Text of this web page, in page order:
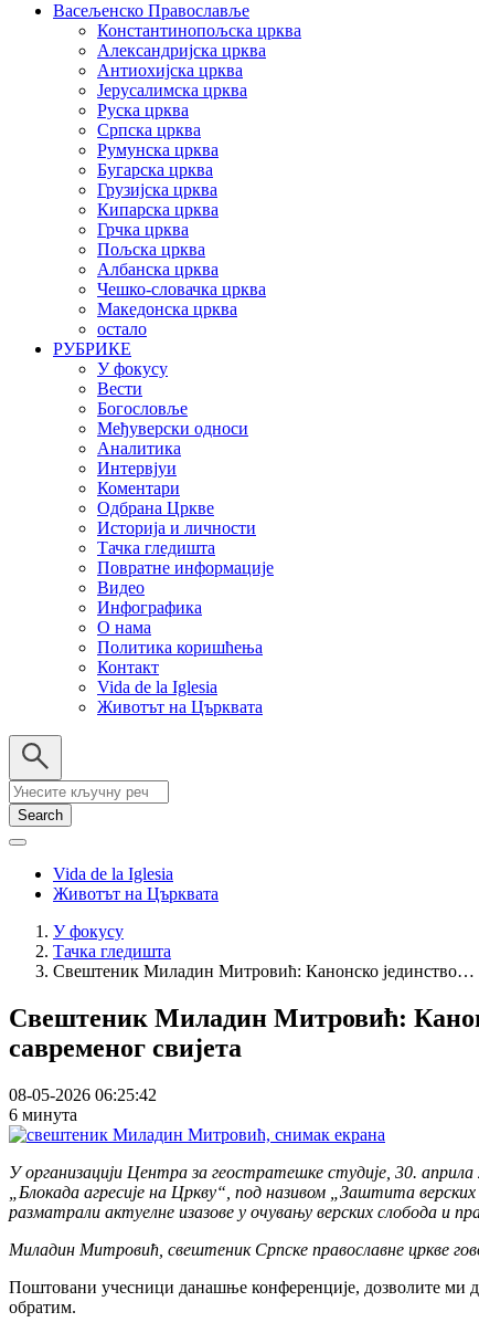
Васељенско Православље
Константинопољска црква
Александријска црква
Антиохијска црква
Јерусалимска црква
Руска црква
Српска црква
Румунска црква
Бугарска црква
Грузијска црква
Кипарска црква
Грчка црква
Пољска црква
Албанска црква
Чешко-словачка црква
Македонска црква
остало
РУБРИКЕ
У фокусу
Вести
Богословље
Међуверски односи
Аналитика
Интервјуи
Коментари
Одбрана Цркве
Историја и личности
Тачка гледишта
Повратне информације
Видео
Инфографика
О нама
Политика коришћења
Контакт
Vida de la Iglesia
Животът на Църквата
Search
Vida de la Iglesia
Животът на Църквата
Breadcrumb
У фокусу
Тачка гледишта
Свештеник Миладин Митровић: Канонско јединство…
Свештеник Миладин Митровић:
савременог свијета
08-05-2026 06:25:42
6 минута
У организацији Центра за геостратешке студије, 30.
„Блокада агресије на Цркву“, под називом „Заштита
разматрали актуелне изазове у очувању верских слобода и
Миладин Митровић, свештеник Српске православне цркве
Поштовани учесници данашње конференције, дозволите ми
обратим.